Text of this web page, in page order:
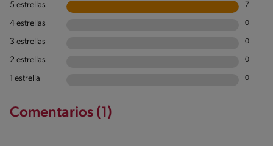
5 estrellas 7
4 estrellas 0
3 estrellas 0
2 estrellas 0
1 estrella 0
Comentarios (1)